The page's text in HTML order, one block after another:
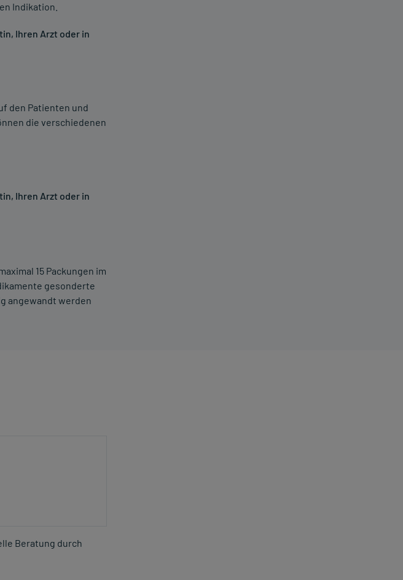
Indikation.
Ihren Arzt oder in
den Patienten und
die verschiedenen
Ihren Arzt oder in
15 Packungen im
gesonderte
angewandt werden
Beratung durch